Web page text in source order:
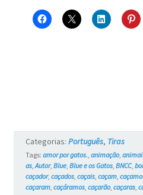
Categorias: Português, Tiras
Tags: amor por gatos. animação,
as, Autor, Blue, Blue e os Gatos, BNCC,
caçador, caçados, caçais, caçam,
caçaram, caçáramos, caçarão, caçaras,